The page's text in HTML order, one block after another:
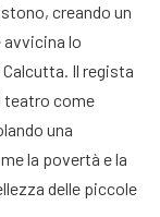
creando un
lo
Il regista
teatro come
una
la povertà e la
delle piccole